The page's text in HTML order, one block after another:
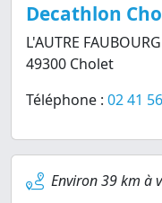
Decathlon
L'AUTRE FAUBOURG
49300 Cholet
Téléphone : 02 41
Environ 39 km à